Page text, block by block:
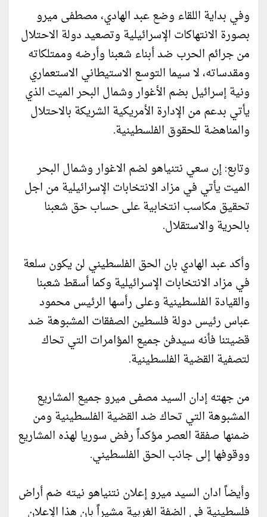
وفي بداية اللقاء وضع عبد الهادي، مصطفى ميرو
بصورة الانتهاكات الإسرائيلية وتصعيد دولة الاحتلال
من جرائم الحرب ضد أبناء شعبنا وأرضه وممتلكاته
ومقدساته، لا سيما التوسع الاستيطاني الاستعماري
ونية إسرائيل بضم الأغوار وشمال البحر الميت الذي
يأتي بدعم من الإدارة الأمريكية الشريكة بالاحتلال
والمناهضة للحقوق الفلسطينية.
وتابع: إن سعي نتنياهو لضم الاغوار وشمال البحر
الميت يأتي في مزاد الانتخابات الإسرائيلية من اجل
تحقيق مكاسب انتخابية على حساب حق شعبنا
بالحرية والاستقلال.
وأكد عبد الهادي بان الحق الفلسطيني لن يكون سلعة
في مزاد الانتخابات الإسرائيلية وكما أسقط شعبنا
والقيادة الفلسطينية وعلى رأسها الرئيس محمود
عباس رئيس دولة فلسطين الصفقات المشبوهة ضد
قضيتنا فأنه سيدفن جميع المؤامرات التي تحاك
لتصفية القضية الفلسطينية.
من جهته إدان السيد مصفى ميرو جميع المشاريع
المشبوهة التي تحاك ضد القضية الفلسطينية ومن
ضمنها صفقة العصر مؤكداً رفض سوريا لهذه المشاريع
ووقوفها إلى جانب الحق الفلسطيني.
وأيضاً ادان السيد ميرو إعلان نتنياهو نيته ضم أراض
فلسطينية في الضفة الغربية مشيراً بان هذا الإعلان